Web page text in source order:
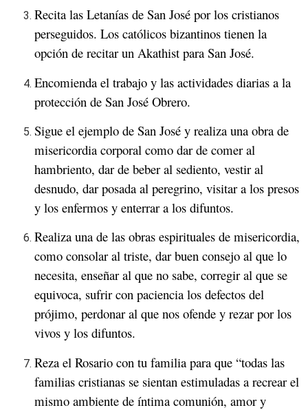
Recita las Letanías de San José por los cristianos
perseguidos. Los católicos bizantinos tienen la
opción de recitar un Akathist para San José.
Encomienda el trabajo y las actividades diarias a la
protección de San José Obrero.
Sigue el ejemplo de San José y realiza una obra de
misericordia corporal como dar de comer al
hambriento, dar de beber al sediento, vestir al
desnudo, dar posada al peregrino, visitar a los presos
y los enfermos y enterrar a los difuntos.
Realiza una de las obras espirituales de misericordia,
como consolar al triste, dar buen consejo al que lo
necesita, enseñar al que no sabe, corregir al que se
equivoca, sufrir con paciencia los defectos del
prójimo, perdonar al que nos ofende y rezar por los
vivos y los difuntos.
Reza el Rosario con tu familia para que “todas las
familias cristianas se sientan estimuladas a recrear el
mismo ambiente de íntima comunión, amor y